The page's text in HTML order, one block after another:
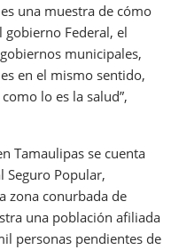
una muestra de cómo
Federal, el
municipales,
en el mismo sentido,
lo es la salud”,
Tamaulipas se cuenta
Seguro Popular,
zona conurbada de
una población afiliada
personas pendientes de